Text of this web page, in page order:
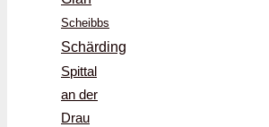
Scheibbs
Schärding
Spittal
an der
Drau